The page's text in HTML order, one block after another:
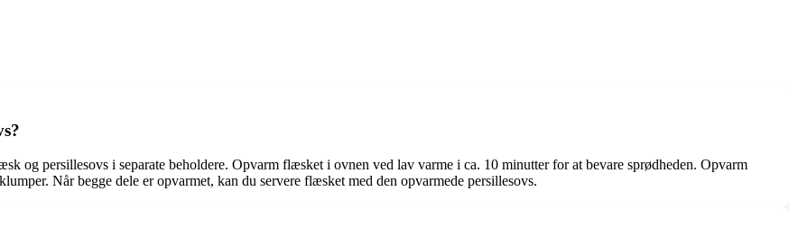
og persillesovs i separate beholdere. Opvarm flæsket i ovnen ved lav varme i ca. 10 minutter for at bevare sprødheden. Opvarm
Når begge dele er opvarmet, kan du servere flæsket med den opvarmede persillesovs.